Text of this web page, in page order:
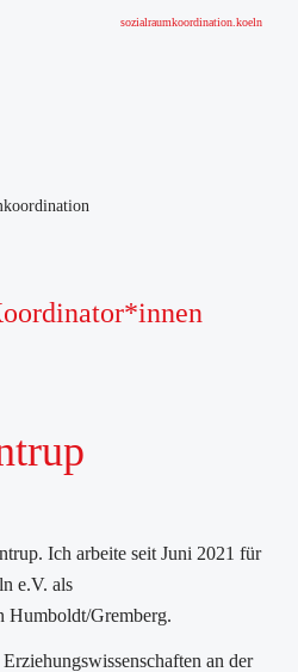
sozialraumkoordination.koeln
Ich arbeite seit Juni 2021 für
e.V. als
Humboldt/Gremberg.
an der